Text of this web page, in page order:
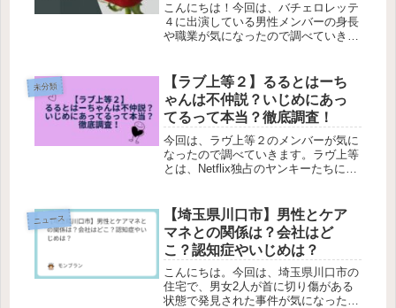
こんにちは！今回は、バチェロレッテ
４に出演している男性メンバーの身長
や職業が気になったので調べていきま
り、複数の男性の中から“運命のパー
トナー”を選ぶ恋愛リアリティ番組で
す...
未分類
【ラブ上等２】るるとはーち
ゃんは不仲説？いじめにあっ
てるって本当？徹底調査！
今回は、ラヴ上等２のメンバーが気に
なったので調べていきます。ラヴ上等
とは、Netflix独占のヤンキーたちによ
し者として生きてきた男女11人が、学
校を舞台に14日間の共同生...
ニュース
【埼玉県川口市】男性とケア
マネとの関係は？会社はど
こ？認知症やいじめは？
こんにちは。今回は、埼玉県川口市の
住宅で、男女2人が首に切り傷がある
状態で発見された事件が気になったの